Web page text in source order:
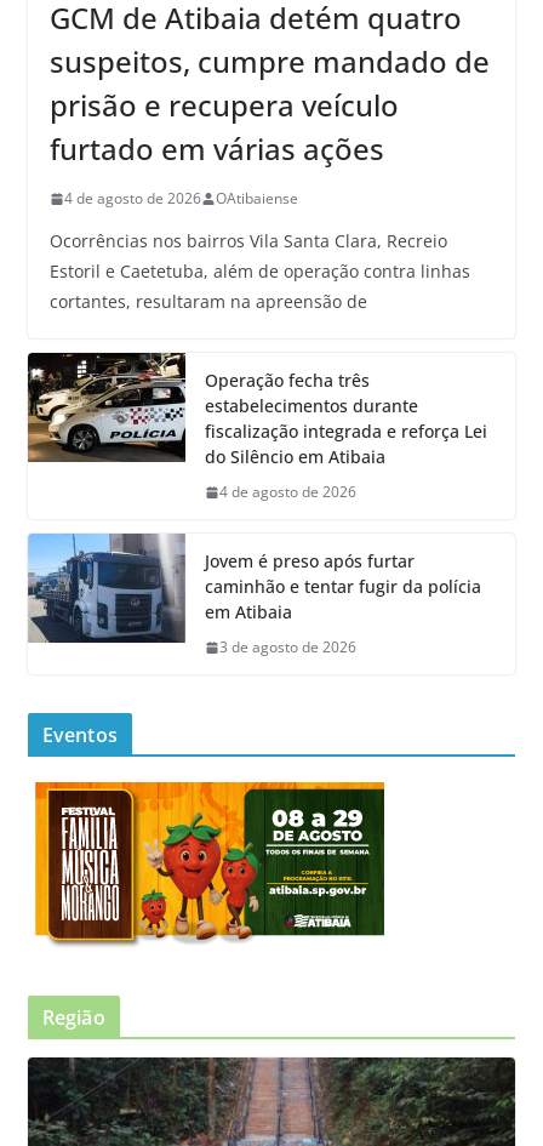
GCM de Atibaia detém quatro
suspeitos, cumpre mandado de
prisão e recupera veículo
furtado em várias ações
4 de agosto de 2026 OAtibaiense
Ocorrências nos bairros Vila Santa Clara, Recreio
Estoril e Caetetuba, além de operação contra linhas
cortantes, resultaram na apreensão de
Operação fecha três
estabelecimentos durante
fiscalização integrada e reforça Lei
do Silêncio em Atibaia
4 de agosto de 2026
Jovem é preso após furtar
caminhão e tentar fugir da polícia
em Atibaia
3 de agosto de 2026
Eventos
Região